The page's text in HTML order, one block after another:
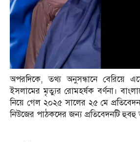
অপরদিকে, তথ্য অনুসন্ধানে বেরিয়ে
ইসলামের মৃত্যুর রোমহর্ষক বর্ণনা।
নিয়ে গেল ২০২৫ সালের ২৫ মে
নিউজের পাঠকদের জন্য প্রতিবেদনটি